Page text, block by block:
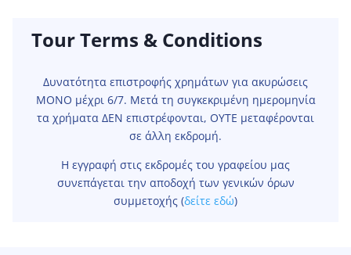
Tour Terms & Conditions
Δυνατότητα επιστροφής χρημάτων για ακυρώσεις
ΜΟΝΟ μέχρι 6/7. Μετά τη συγκεκριμένη ημερομηνία
τα χρήματα ΔΕΝ επιστρέφονται, ΟΥΤΕ μεταφέρονται
σε άλλη εκδρομή.
Η εγγραφή στις εκδρομές του γραφείου μας
συνεπάγεται την αποδοχή των γενικών όρων
συμμετοχής (δείτε εδώ)